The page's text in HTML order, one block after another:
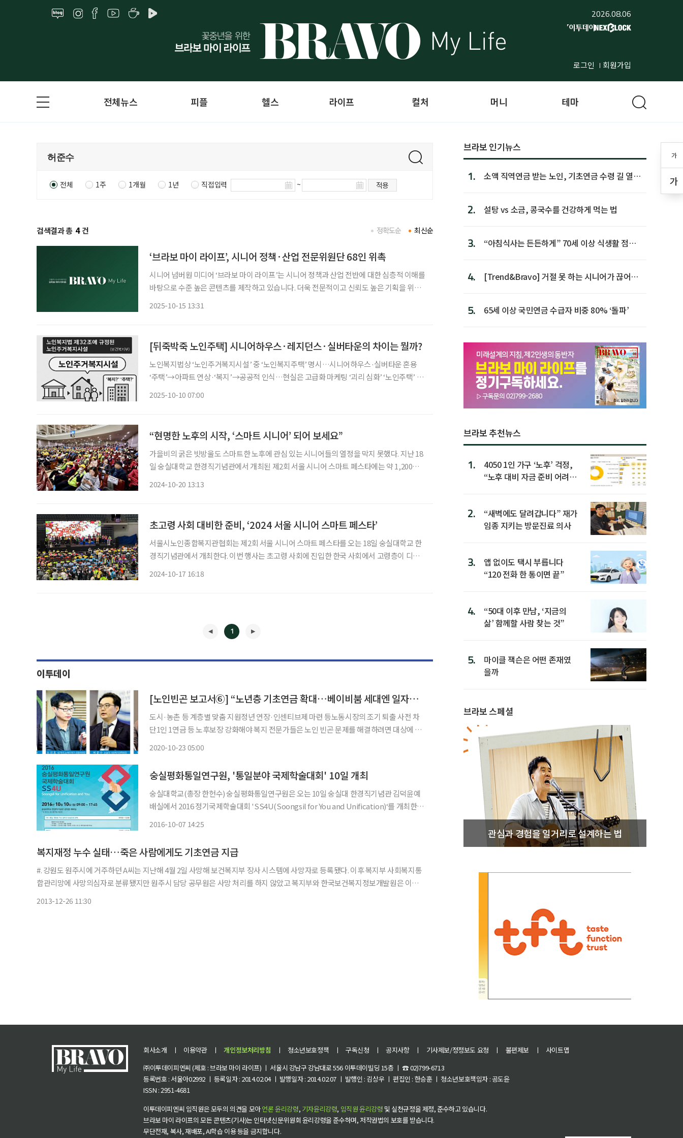
2026.08.06
로그인 회원가입
가
가
전체뉴스 피플 헬스 라이프 컬처 머니 테마
전체 1주 1개월 1년 직접입력 ~ 적용
검색결과 총 4 건 최신순
정확도순
‘브라보 마이 라이프’, 시니어 정책·산업 전문위원단 68인 위촉
시니어 넘버원 미디어 ‘브라보 마이 라이프’는 시니어 정책과 산업 전반에 대한 심층적 이해를
바탕으로 수준 높은 콘텐츠를 제작하고 있습니다. 더욱 전문적이고 신뢰도 높은 기획을 위해
2025-10-15 13:31
[뒤죽박죽 노인주택] 시니어하우스·레지던스·실버타운의 차이는 뭘까?
노인복지법상 ‘노인주거복지시설’ 중 ‘노인복지주택’ 명시…시니어하우스·실버타운 혼용
‘주택’→아파트 연상·‘복지’→공공적 인식…현실은 고급화 마케팅 ‘괴리 심화’ ‘노인주택’ ‘노
2025-10-10 07:00
“현명한 노후의 시작, ‘스마트 시니어’ 되어 보세요”
가을비의 굵은 빗방울도 스마트한 노후에 관심 있는 시니어들의 열정을 막지 못했다. 지난 18
일 숭실대학교 한경직기념관에서 개최된 제2회 서울 시니어 스마트 페스타에는 약 1,200여
2024-10-20 13:13
초고령 사회 대비한 준비, ‘2024 서울 시니어 스마트 페스타’
서울시노인종합복지관협회는 제2회 서울 시니어 스마트 페스타를 오는 18일 숭실대학교 한
경직기념관에서 개최한다. 이번 행사는 초고령 사회에 진입한 한국 사회에서 고령층이 디지
2024-10-17 16:18
◀
1
▶
이투데이
[노인빈곤 보고서⑥] “노년층 기초연금 확대…베이비붐 세대엔 일자리를”
도시·농촌 등 계층별 맞춤 지원정년 연장·인센티브제 마련 등노동시장의 조기 퇴출 사전 차
단1인 1연금 등 노후보장 강화해야 복지 전문가들은 노인 빈곤 문제를 해결하려면 대상에 따
2020-10-23 05:00
숭실평화통일연구원, '통일분야 국제학술대회' 10일 개최
숭실대학교(총장 한헌수) 숭실평화통일연구원은 오는 10일 숭실대 한경직기념관 김덕윤예
배실에서 2016 정기국제학술대회 'SS4U(Soongsil for You and Unification)‘를 개최한다.
2016-10-07 14:25
복지재정 누수 실태…죽은 사람에게도 기초연금 지급
#. 강원도 원주시에 거주하던 A씨는 지난해 4월 2일 사망해 보건복지부 장사 시스템에 사망자로 등록됐다. 이후 복지부 사회복지통
합관리망에 사망의심자로 분류됐지만 원주시 담당 공무원은 사망 처리를 하지 않았고 복지부와 한국보건복지정보개발원은 이에
2013-12-26 11:30
브라보 인기뉴스
1.
소액 직역연금 받는 노인, 기초연금 수령 길 열린
2. 설탕 vs 소금, 콩국수를 건강하게 먹는 법
3.
“아침식사는 든든하게” 70세 이상 식생활 점수
4.
[Trend&Bravo] 거절 못 하는 시니어가 끊어야
5. 65세 이상 국민연금 수급자 비중 80% ‘돌파’
브라보 추천뉴스
1.
4050 1인 가구 ‘노후’ 걱정,
“노후 대비 자금 준비 어려
2.
“새벽에도 달려갑니다” 재가
임종 지키는 방문진료 의사
3.
앱 없이도 택시 부릅니다
“120 전화 한 통이면 끝”
4.
“50대 이후 만남, ‘지금의
삶’ 함께할 사람 찾는 것”
5.
마이클 잭슨은 어떤 존재였
을까
브라보 스페셜
관심과 경험을 일거리로 설계하는 법
회사소개 ㅣ 이용약관 ㅣ 개인정보처리방침 ㅣ 청소년보호정책 ㅣ 구독신청 ㅣ 공지사항 ㅣ 기사제보/정정보도 요청 ㅣ 불편제보 ㅣ
사이트맵
㈜이투데이피엔씨 (제호 : 브라보 마이 라이프) ㅣ 서울시 강남구 강남대로 556 이투데이빌딩 15층 ㅣ ☎ 02)799-6713
등록번호 : 서울아02992 ㅣ 등록일자 : 2014.02.04 ㅣ 발행일자 : 2014.02.07 ㅣ 발행인 : 김상우 ㅣ 편집인 : 한승훈 ㅣ 청소년보호책임자 : 공도윤
ISSN : 2951-4681
이투데이피엔씨 임직원은 모두의 의견을 모아언론 윤리강령, 기자윤리강령, 임직원 윤리강령 및 실천규정을 제정, 준수하고 있습니다.
브라보 마이 라이프의 모든 콘텐츠(기사)는 인터넷신문위원회 윤리강령을 준수하며, 저작권법의 보호를 받습니다.
무단전재, 복사, 재배포, AI학습 이용 등을 금지합니다.